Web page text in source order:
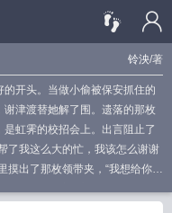
铃泱/著
开头。当做小偷被保安抓住的
津渡替她解了围。遗落的那枚
虹霁的校招会上。出言阻止了
了我这么大的忙，我该怎么谢谢
摸出了那枚领带夹，“我想给你重
未曾谋面的网友。直到谢津渡